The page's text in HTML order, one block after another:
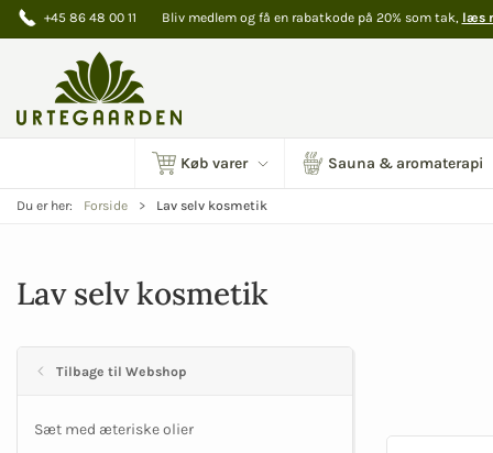
+45 86 48 00 11 Bliv medlem og få en rabatkode på 20% som tak, læs
Køb varer Sauna & aromaterapi
Du er her: Forside Lav selv kosmetik
Lav selv kosmetik
Tilbage til Webshop
Sæt med æteriske olier